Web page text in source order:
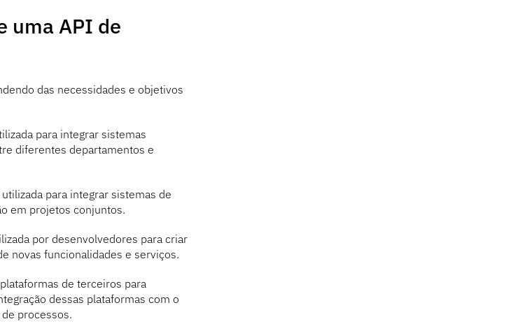
uma API de
das necessidades e objetivos
para integrar sistemas
diferentes departamentos e
para integrar sistemas de
em projetos conjuntos.
por desenvolvedores para criar
novas funcionalidades e serviços.
de terceiros para
dessas plataformas com o
processos.